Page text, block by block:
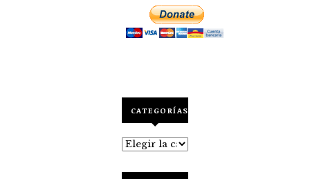
CATEGORÍAS
Categorías